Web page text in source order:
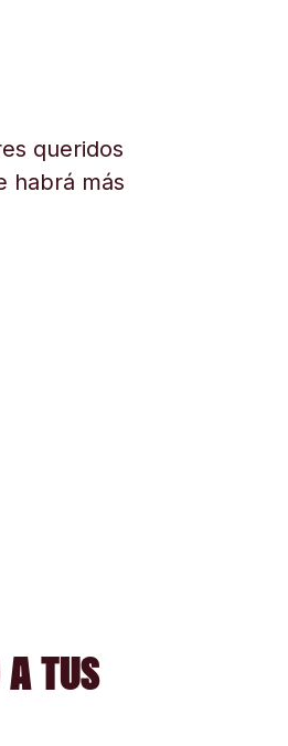
queridos
habrá más
TUS